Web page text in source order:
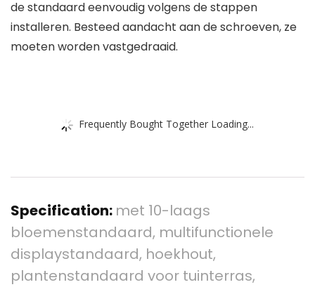
de standaard eenvoudig volgens de stappen
installeren. Besteed aandacht aan de schroeven, ze
moeten worden vastgedraaid.
Frequently Bought Together Loading...
Specification: met 10-laags
bloemenstandaard, multifunctionele
displaystandaard, hoekhout,
plantenstandaard voor tuinterras,